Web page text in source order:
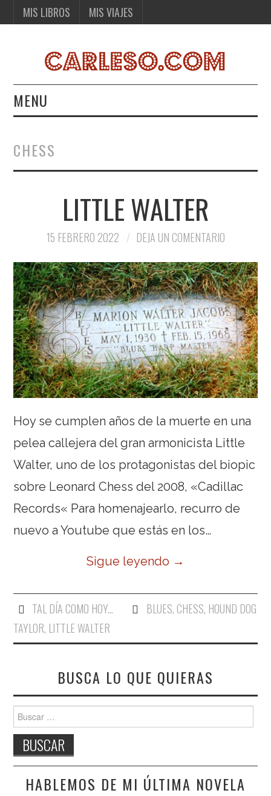
MIS LIBROS MIS VIAJES
MENU
MIS VIAJES
CHESS
LITTLE WALTER
15 FEBRERO 2022 DEJA UN COMENTARIO
Hoy se cumplen años de la muerte en una
pelea callejera del gran armonicista Little
Walter, uno de los protagonistas del biopic
sobre Leonard Chess del 2008, «Cadillac
Records« Para homenajearlo, recurro de
nuevo a Youtube que estás en los…
Sigue leyendo →
TAL DÍA COMO HOY... BLUES, CHESS, HOUND DOG
TAYLOR, LITTLE WALTER
BUSCA LO QUE QUIERAS
Buscar:
HABLEMOS DE MI ÚLTIMA NOVELA